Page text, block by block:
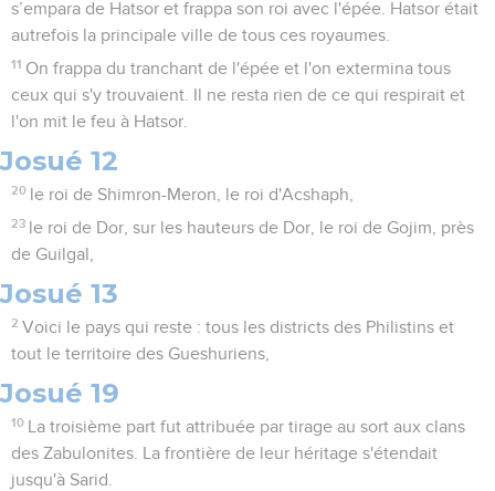
s’empara de Hatsor et frappa son roi avec l'épée. Hatsor était
autrefois la principale ville de tous ces royaumes.
11 On frappa du tranchant de l'épée et l'on extermina tous
ceux qui s'y trouvaient. Il ne resta rien de ce qui respirait et
l'on mit le feu à Hatsor.
Josué 12
20 le roi de Shimron-Meron, le roi d'Acshaph,
23 le roi de Dor, sur les hauteurs de Dor, le roi de Gojim, près
de Guilgal,
Josué 13
2 Voici le pays qui reste : tous les districts des Philistins et
tout le territoire des Gueshuriens,
Josué 19
10
La troisième part fut attribuée par tirage au sort aux clans
des Zabulonites. La frontière de leur héritage s'étendait
jusqu'à Sarid.